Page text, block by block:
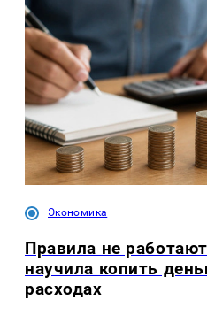
Экономика
Правила не
научила копить
расходах